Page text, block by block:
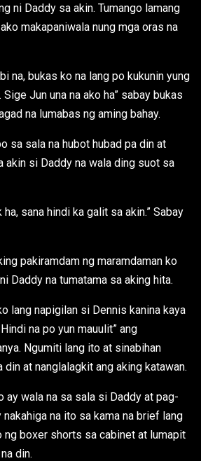
ni Daddy sa akin. Tumango lamang
makapaniwala nung mga oras na
na, bukas ko na lang po kukunin yung
Jun una na ako ha” sabay bukas
na lumabas ng aming bahay.
sa sala na hubot hubad pa din at
akin si Daddy na wala ding suot sa
ha, sana hindi ka galit sa akin.” Sabay
pakiramdam ng maramdaman ko
Daddy na tumatama sa aking hita.
lang napigilan si Dennis kanina kaya
na po yun mauulit” ang
Ngumiti lang ito at sinabihan
din at nanglalagkit ang aking katawan.
ay wala na sa sala si Daddy at pag-
na ito sa kama na brief lang
ng boxer shorts sa cabinet at lumapit
din.